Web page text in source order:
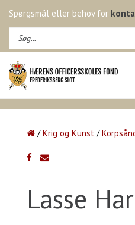
Spørgsmål eller behov for
/ Krig og Kunst /
Lasse